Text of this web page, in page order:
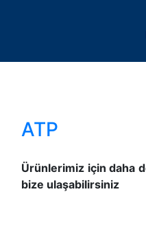
ATP
Ürünlerimiz için daha
bize ulaşabilirsiniz